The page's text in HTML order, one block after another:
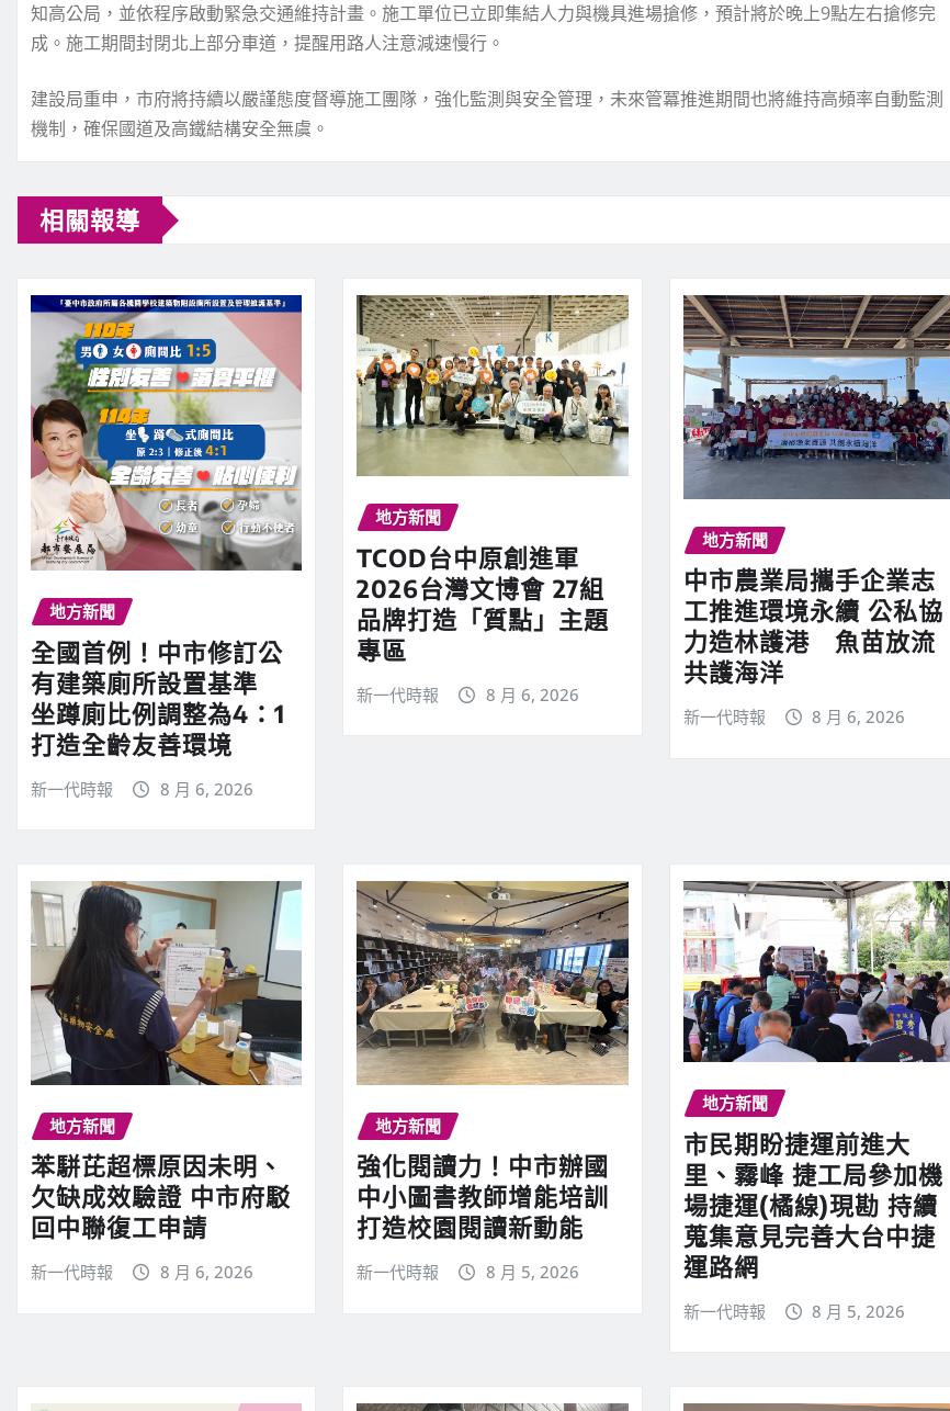
知高公局，並依程序啟動緊急交通維持計畫。施工單位已立即集結人力與機具進場搶修，預計將於晚上9點左右搶修完
成。施工期間封閉北上部分車道，提醒用路人注意減速慢行。
建設局重申，市府將持續以嚴謹態度督導施工團隊，強化監測與安全管理，未來管冪推進期間也將維持高頻率自動監測
機制，確保國道及高鐵結構安全無虞。
相關報導
地方新聞
全國首例！中市修訂公
有建築廁所設置基準
坐蹲廁比例調整為4：1
打造全齡友善環境
新一代時報 8 月 6, 2026
地方新聞
TCOD台中原創進軍
2026台灣文博會 27組
品牌打造「質點」主題
專區
新一代時報 8 月 6, 2026
地方新聞
中市農業局攜手企業志
工推進環境永續 公私協
力造林護港 魚苗放流
共護海洋
新一代時報 8 月 6, 2026
地方新聞
苯駢芘超標原因未明、
欠缺成效驗證 中市府駁
回中聯復工申請
新一代時報 8 月 6, 2026
地方新聞
強化閱讀力！中市辦國
中小圖書教師增能培訓
打造校園閱讀新動能
新一代時報 8 月 5, 2026
地方新聞
市民期盼捷運前進大
里、霧峰 捷工局參加機
場捷運(橘線)現勘 持續
蒐集意見完善大台中捷
運路網
新一代時報 8 月 5, 2026